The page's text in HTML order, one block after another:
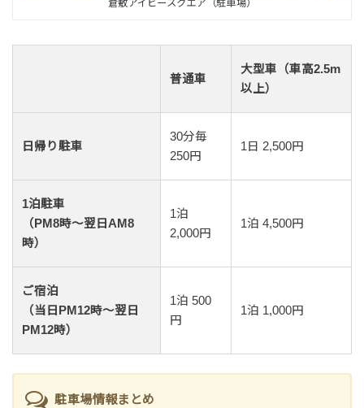
倉敷アイビースクエア（駐車場）
普通車
大型車（車高2.5m
以上）
日帰り駐車
30分毎
250円
1日 2,500円
1泊駐車
（PM8時～翌日AM8
時）
1泊
2,000円
1泊 4,500円
ご宿泊
（当日PM12時～翌日
PM12時）
1泊 500
円
1泊 1,000円
駐車場情報まとめ